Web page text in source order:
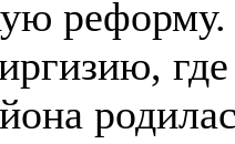
реформу.